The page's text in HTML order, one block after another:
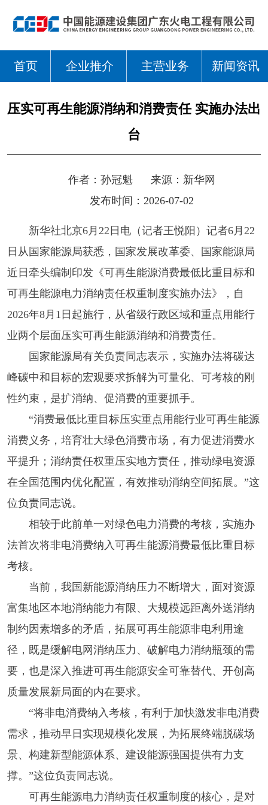
首页 企业推介 主营业务 新闻资讯
压实可再生能源消纳和消费责任 实施办法出
台
作者： 孙冠魁 来源： 新华网
发布时间：2026-07-02
新华社北京6月22日电（记者王悦阳）记者6月22
日从国家能源局获悉，国家发展改革委、国家能源局
近日牵头编制印发《可再生能源消费最低比重目标和
可再生能源电力消纳责任权重制度实施办法》，自
2026年8月1日起施行，从省级行政区域和重点用能行
业两个层面压实可再生能源消纳和消费责任。
国家能源局有关负责同志表示，实施办法将碳达
峰碳中和目标的宏观要求拆解为可量化、可考核的刚
性约束，是扩消纳、促消费的重要抓手。
“消费最低比重目标压实重点用能行业可再生能源
消费义务，培育壮大绿色消费市场，有力促进消费水
平提升；消纳责任权重压实地方责任，推动绿电资源
在全国范围内优化配置，有效推动消纳空间拓展。”这
位负责同志说。
相较于此前单一对绿色电力消费的考核，实施办
法首次将非电消费纳入可再生能源消费最低比重目标
考核。
当前，我国新能源消纳压力不断增大，面对资源
富集地区本地消纳能力有限、大规模远距离外送消纳
制约因素增多的矛盾，拓展可再生能源非电利用途
径，既是缓解电网消纳压力、破解电力消纳瓶颈的需
要，也是深入推进可再生能源安全可靠替代、开创高
质量发展新局面的内在要求。
“将非电消费纳入考核，有利于加快激发非电消费
需求，推动早日实现规模化发展，为拓展终端脱碳场
景、构建新型能源体系、建设能源强国提供有力支
撑。”这位负责同志说。
可再生能源电力消纳责任权重制度的核心，是对